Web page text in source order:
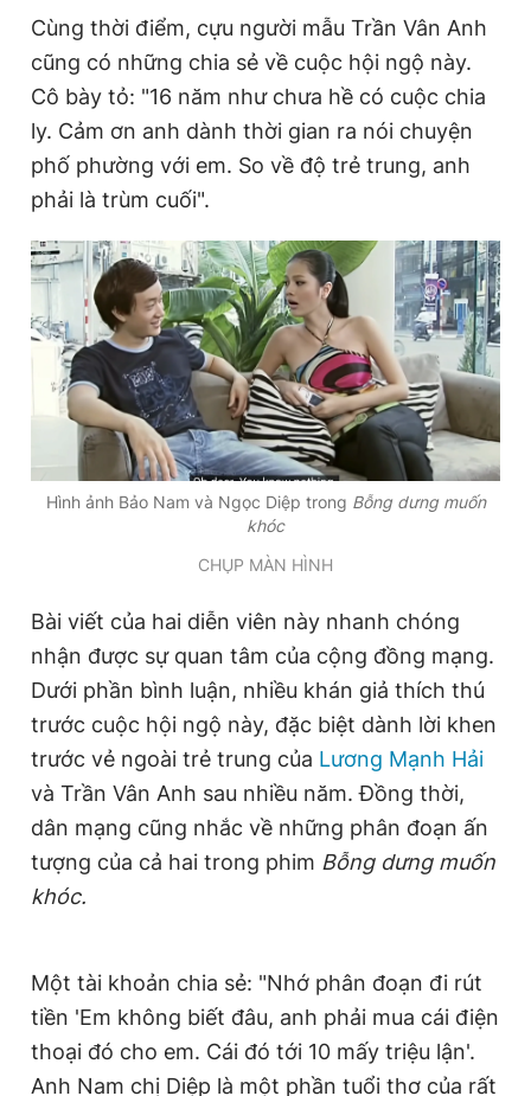
Tổng thư ký tòa soạn: Đức Trung
Giấy phép xuất bản số 110/GP - BTTTT cấp ngày 24.3.2020
© 2003-2026 Bản quyền thuộc về Báo Thanh Niên. Cấm sao
chép dưới mọi hình thức nếu không có sự chấp thuận bằng văn
bản. Phát triển bởi ePi Technologies, JSC.
Cùng thời điểm, cựu người mẫu Trần Vân Anh
cũng có những chia sẻ về cuộc hội ngộ này.
Cô bày tỏ: "16 năm như chưa hề có cuộc chia
ly. Cảm ơn anh dành thời gian ra nói chuyện
phố phường với em. So về độ trẻ trung, anh
phải là trùm cuối".
Hình ảnh Bảo Nam và Ngọc Diệp trong Bỗng dưng muốn
khóc
CHỤP MÀN HÌNH
Bài viết của hai diễn viên này nhanh chóng
nhận được sự quan tâm của cộng đồng mạng.
Dưới phần bình luận, nhiều khán giả thích thú
trước cuộc hội ngộ này, đặc biệt dành lời khen
trước vẻ ngoài trẻ trung của Lương Mạnh Hải
và Trần Vân Anh sau nhiều năm. Đồng thời,
dân mạng cũng nhắc về những phân đoạn ấn
tượng của cả hai trong phim Bỗng dưng muốn
khóc.
Một tài khoản chia sẻ: "Nhớ phân đoạn đi rút
tiền 'Em không biết đâu, anh phải mua cái điện
thoại đó cho em. Cái đó tới 10 mấy triệu lận'.
Anh Nam chị Diệp là một phần tuổi thơ của rất